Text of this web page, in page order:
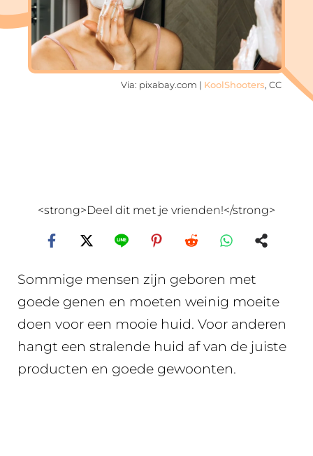
Via: pixabay.com | KoolShooters , CC
<strong>Deel dit met je vrienden!</strong>
Sommige mensen zijn geboren met
goede genen en moeten weinig moeite
doen voor een mooie huid. Voor anderen
hangt een stralende huid af van de juiste
producten en goede gewoonten.